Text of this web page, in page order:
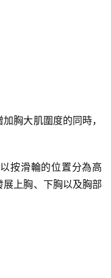
胸大肌圍度的同時，
按滑輪的位置分為高
上胸、下胸以及胸部